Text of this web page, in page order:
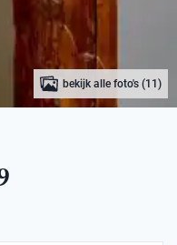
bekijk alle foto's (11)